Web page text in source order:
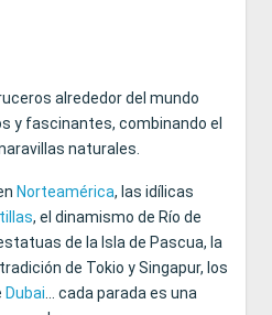
alrededor del mundo
y fascinantes, combinando el
naturales.
Norteamérica, las idílicas
, el dinamismo de Río de
de la Isla de Pascua, la
de Tokio y Singapur, los
Dubai... cada parada es una